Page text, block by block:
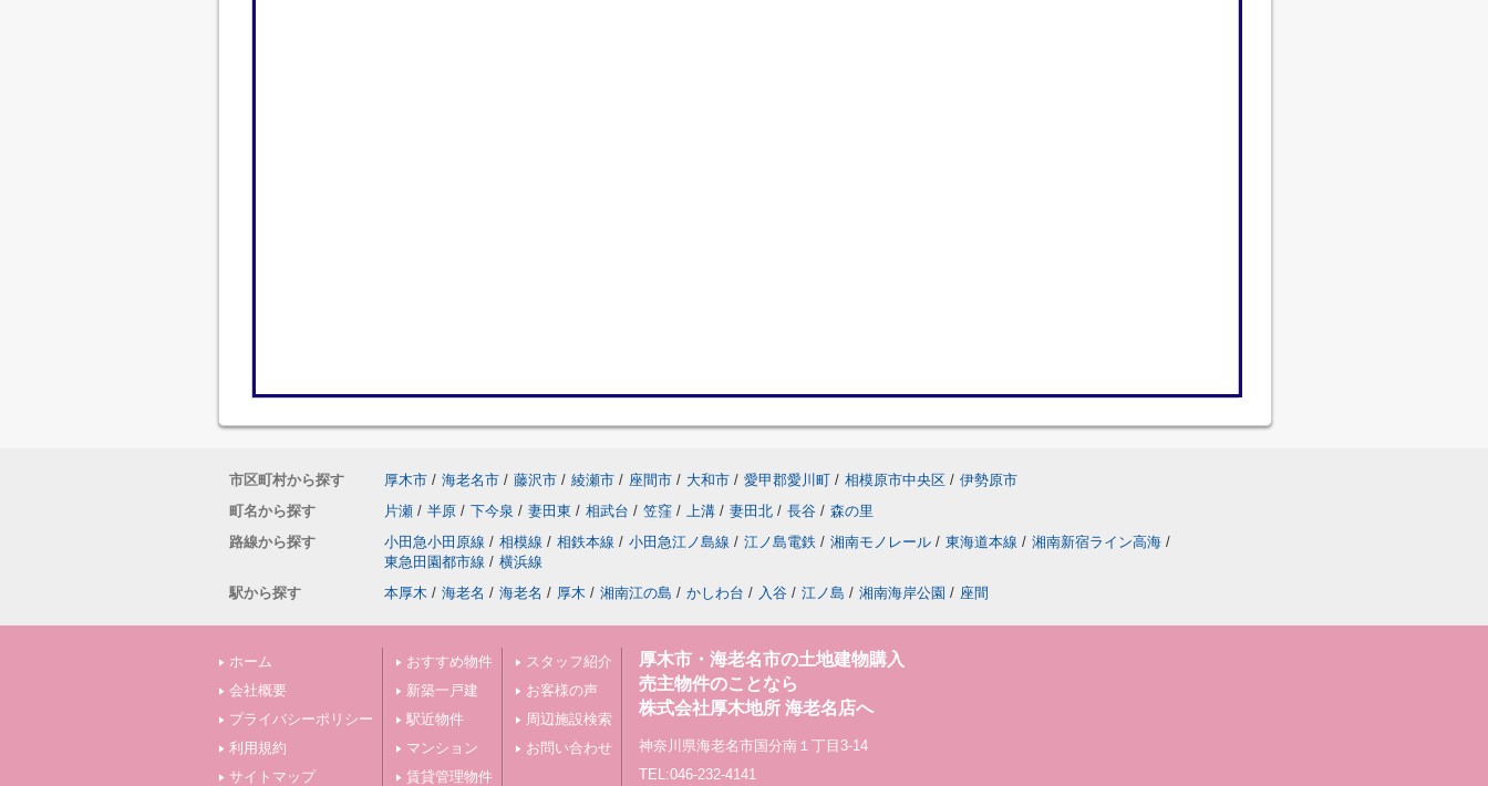
市区町村から探す 厚木市 / 海老名市 / 藤沢市 / 綾瀬市 / 座間市 / 大和市 / 愛甲郡愛川町 / 相模原市中央区 / 伊勢原市
町名から探す
片瀬 / 半原 / 下今泉 / 妻田東 / 相武台 / 笠窪 / 上溝 / 妻田北 / 長谷 / 森の里
路線から探す
小田急小田原線 / 相模線 / 相鉄本線 / 小田急江ノ島線 / 江ノ島電鉄 / 湘南モノレール / 東海道本線 / 湘南新宿ライン高海 /
東急田園都市線 / 横浜線
駅から探す
本厚木 / 海老名 / 海老名 / 厚木 / 湘南江の島 / かしわ台 / 入谷 / 江ノ島 / 湘南海岸公園 / 座間
ホーム
会社概要
プライバシーポリシー
利用規約
サイトマップ
おすすめ物件
新築一戸建
駅近物件
マンション
賃貸管理物件
スタッフ紹介
お客様の声
周辺施設検索
お問い合わせ
厚木市・海老名市の土地建物購入
売主物件のことなら
株式会社厚木地所 海老名店へ
神奈川県海老名市国分南１丁目3-14
TEL:046-232-4141